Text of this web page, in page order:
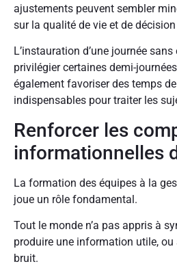
ajustements peuvent sembler
sur la qualité de vie et de
L’instauration d’une journée
privilégier certaines demi-
également favoriser des temps
indispensables pour traiter les
Renforcer les
informationnelles
La formation des équipes à la
joue un rôle fondamental.
Tout le monde n’a pas appris à
produire une information utile,
bruit.